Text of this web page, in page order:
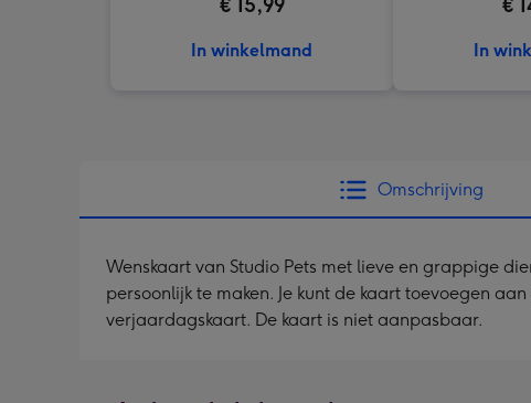
€ 15,99
In winkelmand
€
In
Omschrijving
Wenskaart van Studio Pets met lieve en grappige
persoonlijk te maken. Je kunt de kaart toevoegen
verjaardagskaart. De kaart is niet aanpasbaar.